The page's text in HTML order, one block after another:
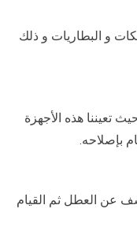
و البطاريات و ذلك
تعيننا هذه الأجهزة
بإصلاحه.
عن العطل ثم القيام